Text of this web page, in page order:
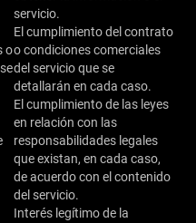
servicio.
o
El cumplimiento del contrato
o condiciones comerciales
del servicio que se
detallarán en cada caso.
El cumplimiento de las leyes
en relación con las
responsabilidades legales
que existan, en cada caso,
de acuerdo con el contenido
del servicio.
Interés legítimo de la